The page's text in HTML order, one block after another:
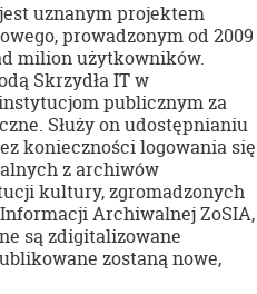
uznanym projektem
prowadzonym od 2009
milion użytkowników.
Skrzydła IT w
publicznym za
Służy on udostępnianiu
konieczności logowania się
z archiwów
kultury, zgromadzonych
Archiwalnej ZoSIA,
są zdigitalizowane
zostaną nowe,